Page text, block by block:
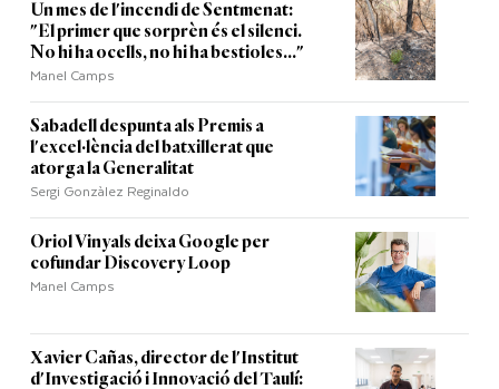
Un mes de l'incendi de Sentmenat:
"El primer que sorprèn és el silenci.
No hi ha ocells, no hi ha bestioles..."
Manel Camps
Sabadell despunta als Premis a
l'excel·lència del batxillerat que
atorga la Generalitat
Sergi Gonzàlez Reginaldo
Oriol Vinyals deixa Google per
cofundar Discovery Loop
Manel Camps
Xavier Cañas, director de l'Institut
d'Investigació i Innovació del Taulí: